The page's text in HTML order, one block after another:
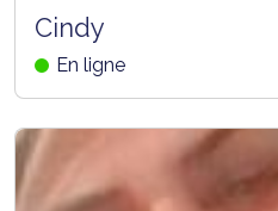
Cindy
En ligne